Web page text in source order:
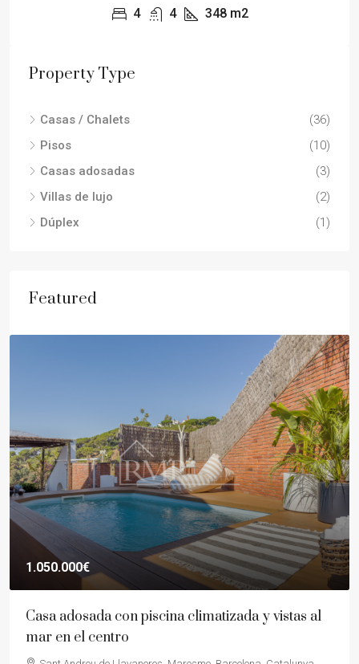
4 4 348 m2
Property Type
Casas / Chalets
(36)
Pisos
(10)
Casas adosadas
(3)
Villas de lujo
(2)
Dúplex
(1)
Featured
1.050.000€
Casa adosada con piscina climatizada y vistas al
mar en el centro